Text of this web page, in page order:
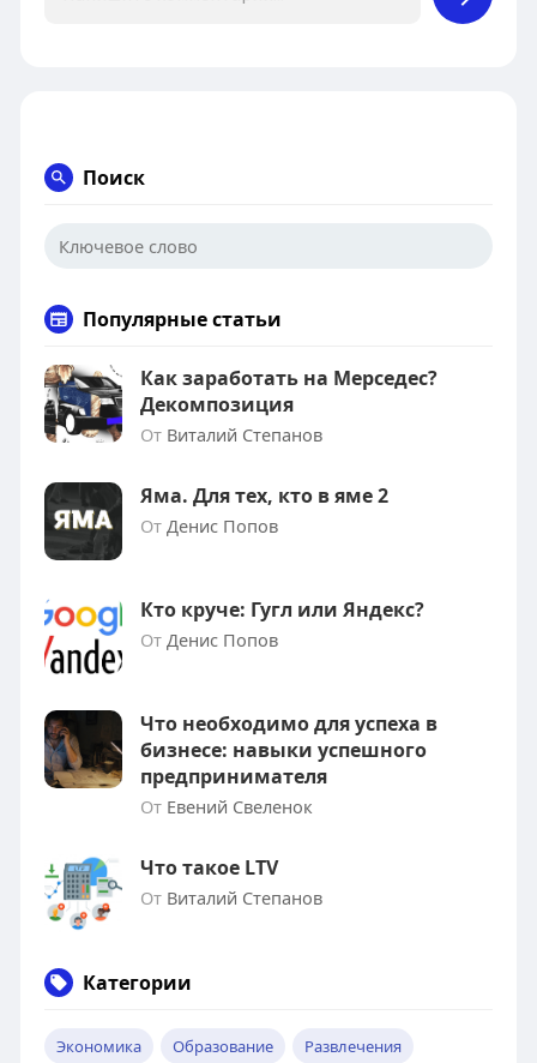
Поиск
Популярные статьи
Как заработать на Мерседес?
Декомпозиция
От Виталий Степанов
Яма. Для тех, кто в яме 2
От Денис Попов
Кто круче: Гугл или Яндекс?
От Денис Попов
Что необходимо для успеха в
бизнесе: навыки успешного
предпринимателя
От Евений Свеленок
Что такое LTV
От Виталий Степанов
Категории
Экономика Образование Развлечения